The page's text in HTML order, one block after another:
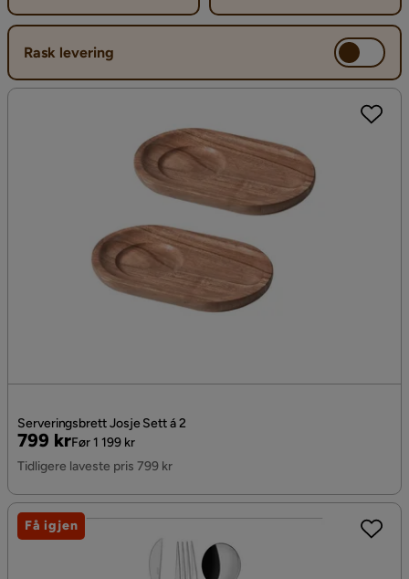
Rask levering
Serveringsbrett Josje Sett á 2
Pris
799 kr
Original
Pris
Før 1 199 kr
Tidligere laveste pris 799 kr
Få igjen